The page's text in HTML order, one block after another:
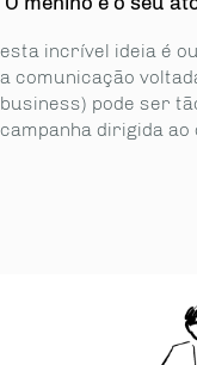
esta incrível ideia é
a comunicação
business) pode ser
campanha dirigida